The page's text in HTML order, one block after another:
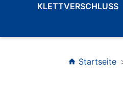
KLETTVERSCHLUSS
home Startseite